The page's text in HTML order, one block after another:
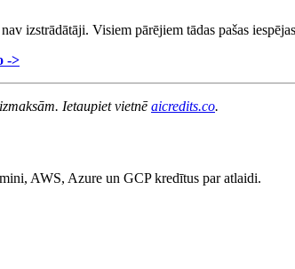
izstrādātāji. Visiem pārējiem tādas pašas
->
Ietaupiet vietnēaicredits.co.
AWS, Azure un GCP kredītus par atlaidi.